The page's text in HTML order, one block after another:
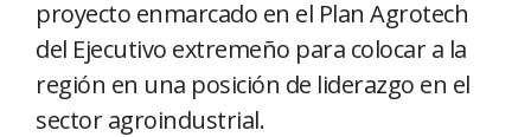
proyecto enmarcado en el Plan Agrotech
del Ejecutivo extremeño para colocar a la
región en una posición de liderazgo en el
sector agroindustrial.